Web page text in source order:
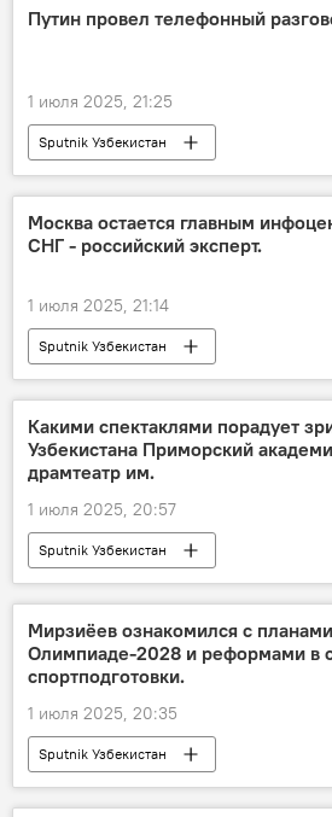
Путин провел телефонный
1 июля 2025, 21:25
Sputnik Узбекистан
Москва остается главным
СНГ - российский эксперт.
1 июля 2025, 21:14
Sputnik Узбекистан
Какими спектаклями порадует
Узбекистана Приморский
драмтеатр им.
1 июля 2025, 20:57
Sputnik Узбекистан
Мирзиёев ознакомился с
Олимпиаде-2028 и реформами в
спортподготовки.
1 июля 2025, 20:35
Sputnik Узбекистан